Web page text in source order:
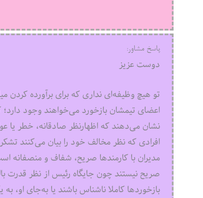
پاسخ مشاور:
دوست عزیز
تو هیچ وظیفه‌ای نداری که برای برآورده کردن
اعضای تیمشان بازخورد می‌خواهند وجود
نشان می‌‌‌دهند که اظهارنظر صادقانه، خطر یا
افرادی که نظر مخالف خود را بیان می‌کنند
مدیران با کارمندها صریح، شفاف و منصفانه
صریح نیستند چون جایگاه رئیس از نظر قدرت
بازخوردها کاملا ناشناس باشند یا به‌جای